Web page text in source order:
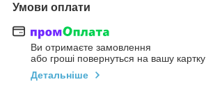
Умови оплати
Ви отримаєте замовлення
або гроші повернуться на вашу картку
Детальніше